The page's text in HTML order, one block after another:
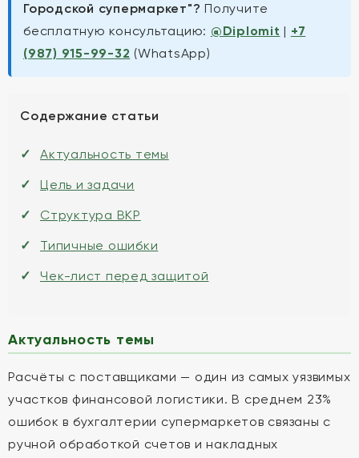
Городской супермаркет"? Получите
бесплатную консультацию: @Diplomit | +7
(987) 915-99-32 (WhatsApp)
Содержание статьи
Актуальность темы
Цель и задачи
Структура ВКР
Типичные ошибки
Чек-лист перед защитой
Актуальность темы
Расчёты с поставщиками — один из самых уязвимых
участков финансовой логистики. В среднем 23%
ошибок в бухгалтерии супермаркетов связаны с
ручной обработкой счетов и накладных